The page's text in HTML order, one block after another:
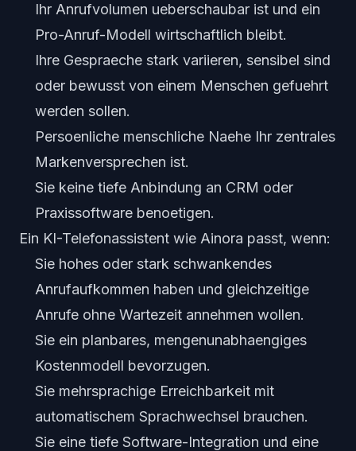
Ihr Anrufvolumen ueberschaubar ist und ein
Pro-Anruf-Modell wirtschaftlich bleibt.
Ihre Gespraeche stark variieren, sensibel sind
oder bewusst von einem Menschen gefuehrt
werden sollen.
Persoenliche menschliche Naehe Ihr zentrales
Markenversprechen ist.
Sie keine tiefe Anbindung an CRM oder
Praxissoftware benoetigen.
Ein KI-Telefonassistent wie Ainora passt, wenn:
Sie hohes oder stark schwankendes
Anrufaufkommen haben und gleichzeitige
Anrufe ohne Wartezeit annehmen wollen.
Sie ein planbares, mengenunabhaengiges
Kostenmodell bevorzugen.
Sie mehrsprachige Erreichbarkeit mit
automatischem Sprachwechsel brauchen.
Sie eine tiefe Software-Integration und eine